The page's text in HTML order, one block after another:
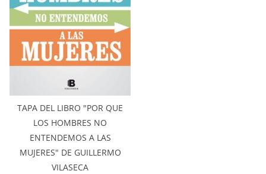
TAPA DEL LIBRO "POR QUE
LOS HOMBRES NO
ENTENDEMOS A LAS
MUJERES" DE GUILLERMO
VILASECA